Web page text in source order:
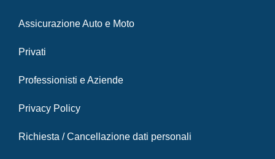
Assicurazione Auto e Moto
Privati
Professionisti e Aziende
Privacy Policy
Richiesta / Cancellazione dati personali